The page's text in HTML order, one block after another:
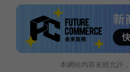
本網站內容未經允許，